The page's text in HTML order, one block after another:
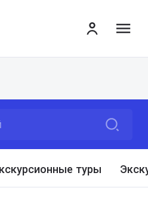
туры